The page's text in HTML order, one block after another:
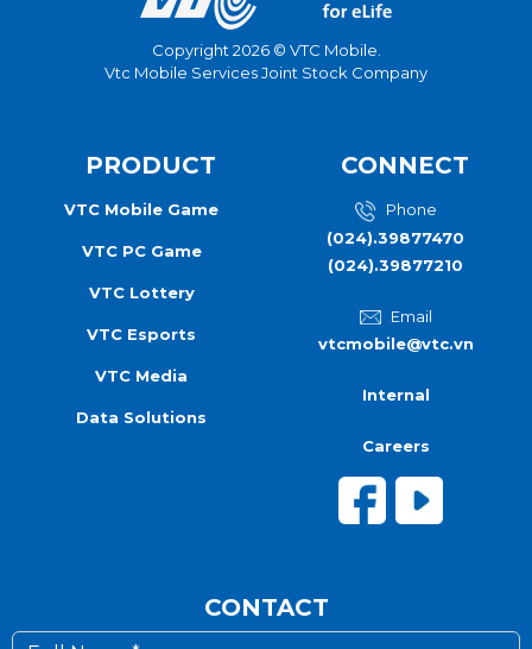
Copyright 2026 © VTC Mobile.
Vtc Mobile Services Joint Stock Company
PRODUCT
VTC Mobile Game
VTC PC Game
VTC Lottery
VTC Esports
VTC Media
Data Solutions
CONNECT
Phone
(024).39877470
(024).39877210
Email
vtcmobile@vtc.vn
Internal
Careers
CONTACT